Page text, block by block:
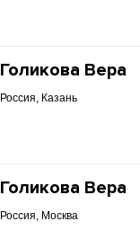
Голикова Вера
Россия, Казань
Голикова Вера
Россия, Москва